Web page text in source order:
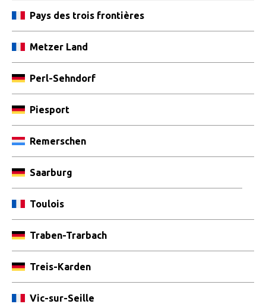
Pays des trois frontières
Metzer Land
Perl-Sehndorf
Piesport
Remerschen
Saarburg
Toulois
Traben-Trarbach
Treis-Karden
Vic-sur-Seille